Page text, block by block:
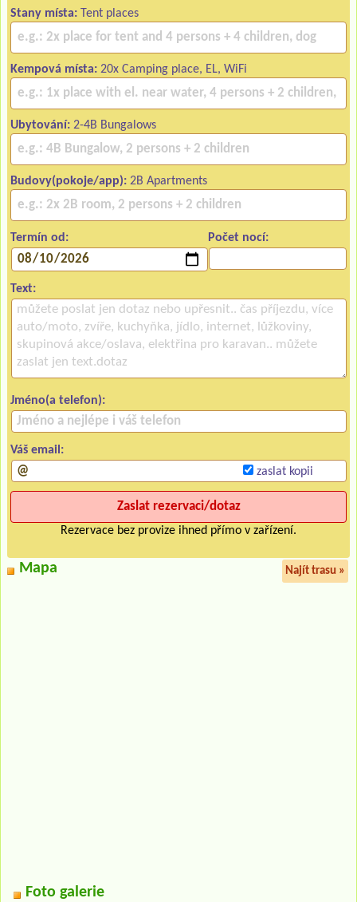
Stany místa: Tent places
Kempová místa: 20x Camping place, EL, WiFi
Ubytování: 2-4B Bungalows
Budovy(pokoje/app): 2B Apartments
Termín od: Počet nocí:
Text:
Jméno(a telefon):
Váš email:
zaslat kopii
Rezervace bez provize ihned přímo v zařízení.
Mapa Najít trasu »
Foto galerie